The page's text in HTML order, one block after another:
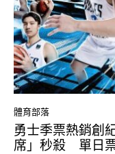
體育部落
勇士季票熱銷創
席」秒殺 單日